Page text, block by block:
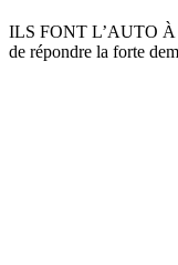
ILS FONT L’AUTO
de répondre la forte